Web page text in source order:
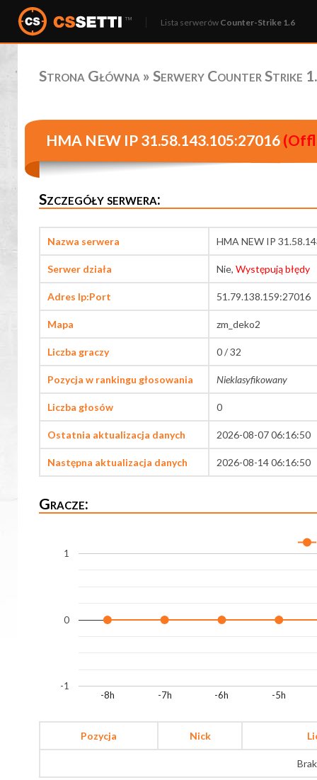
Lista serwerów Counter-Strike 1.6
Strona Główna » Serwery Counter Strike
HMA NEW IP 31.58.143.105:27016
Szczegóły serwera:
Nazwa serwera HMA NEW IP
Serwer działa Nie, Występują błędy
Adres Ip:Port 51.79.138.159:27016
Mapa zm_deko2
Liczba graczy 0 / 32
Pozycja w rankingu głosowania Nieklasyfikowany
Liczba głosów 0
Ostatnia aktualizacja danych 2026-08-07 06:16:50
Następna aktualizacja danych 2026-08-14 06:16:50
Gracze:
-8h -7h -6h -5h
-1
0
1
Pozycja Nick